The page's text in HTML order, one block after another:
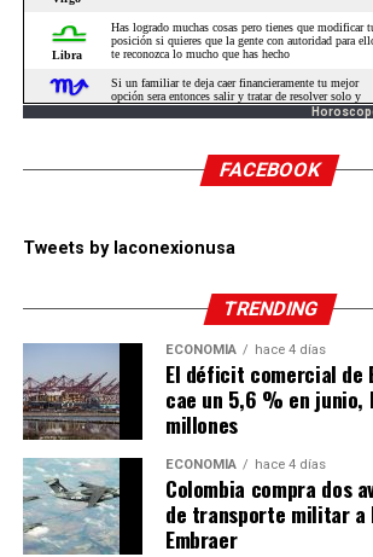
FACEBOOK
Tweets by laconexionusa
TRENDING
ECONOMÍA hace 4 días
El déficit comercial de
cae un 5,6 % en junio,
millones
ECONOMÍA hace 4 días
Colombia compra dos
de transporte militar a
Embraer